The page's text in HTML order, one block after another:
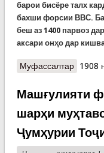
барои бисёре талх
бахши форсии ВВС.
беш аз 1400 парвоз
аксари онҳо дар
Муфассалтаро Тарс
1908
Машғулияти
шарҳи
Ҷумҳурии